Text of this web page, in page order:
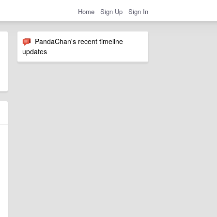
Home Sign Up Sign In
PandaChan's recent timeline
updates